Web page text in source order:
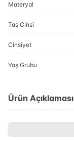
Materyal
Taş Cinsi
Cinsiyet
Yaş Grubu
Ürün Açıklaması